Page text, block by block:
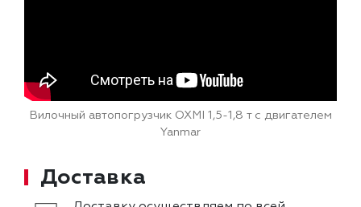
Вилочный автопогрузчик OXMI 1,5-1,8 т с двигателем
Yanmar
Доставка